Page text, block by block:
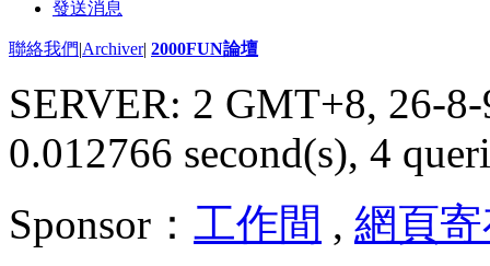
發送消息
聯絡我們|Archiver| 2000FUN論壇
SERVER: 2 GMT+8, 26-
0.012766 second(s), 4
Sponsor： 工作間 , 網頁